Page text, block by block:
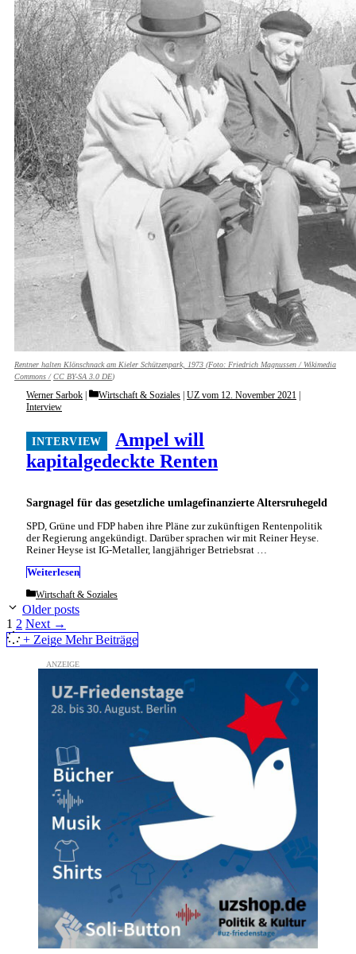
Rentner halten Klönschnack am Kieler Schützenpark, 1973 (Foto: Friedrich Magnussen / Wikimedia
Commons / CC BY-SA 3.0 DE)
Sargnagel für das gesetzliche umlagefinanzierte Altersruhegeld
Ampel will
kapitalgedeckte Renten
Werner Sarbok Categories
Wirtschaft & Soziales UZ vom 12. November 2021
Interview
SPD, Grüne und FDP haben ihre Pläne zur zukünftigen Rentenpolitik
der Regierung angekündigt. Darüber sprachen wir mit Reiner Heyse.
Reiner Heyse ist IG-Metaller, langjähriger Betriebsrat …
Weiterlesen
Categories
Wirtschaft & Soziales
Older posts
Page
1 Page
2 Next →
+ Zeige Mehr Beiträge